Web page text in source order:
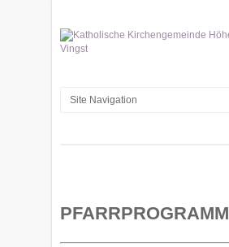
PFARRPROGRAMM